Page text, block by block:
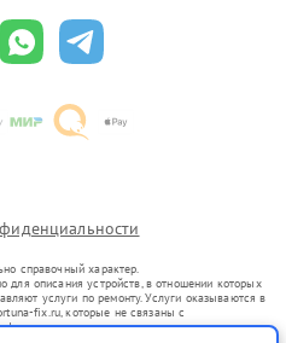
справочный характер.
для описания устройств, в отношении которых
услуги по ремонту. Услуги оказываются в
fix.ru, которые не связаны с
представителями.